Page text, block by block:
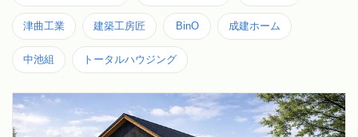
津曲工業 建築工房匠 BinO 成建ホーム
中池組 トータルハウジング